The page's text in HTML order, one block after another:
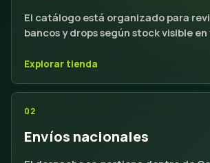
El catálogo está organizado para
bancos y drops según stock visible
Explorar tienda
02
Envíos nacionales